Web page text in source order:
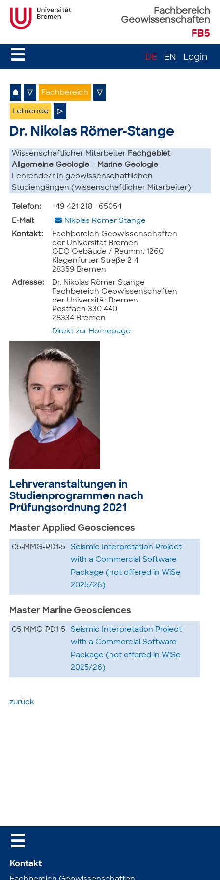
Fachbereich
Geowissenschaften
FB5
☰ DE EN Login
⌂ ▽ Fachbereich ▽
Lehrende ▷
Dr. Nikolas Römer-Stange
Wissenschaftlicher Mitarbeiter Fachgebiet
Allgemeine Geologie – Marine Geologie
Lehrende/r in geowissenschaftlichen
Studiengängen (wissenschaftlicher Mitarbeiter)
Telefon:
+49 421 218 - 65054
E-Mail:
Nikolas Römer-Stange
Kontakt:
Fachbereich Geowissenschaften
der Universität Bremen
GEO Gebäude / Raumnr. 1260
Klagenfurter Straße 2-4
28359 Bremen
Adresse:
Dr. Nikolas Römer-Stange
Fachbereich Geowissenschaften
der Universität Bremen
Postfach 330 440
28334 Bremen
Direkt zur Homepage
Lehrveranstaltungen in
Studienprogrammen nach
Prüfungsordnung 2021
Master Applied Geosciences
05-MMG-PD1-5
Seismic Interpretation Project
with a Commercial Software
Package (not offered in WiSe
2025/26)
Master Marine Geosciences
05-MMG-PD1-5
Seismic Interpretation Project
with a Commercial Software
Package (not offered in WiSe
2025/26)
zurück
☰
Kontakt